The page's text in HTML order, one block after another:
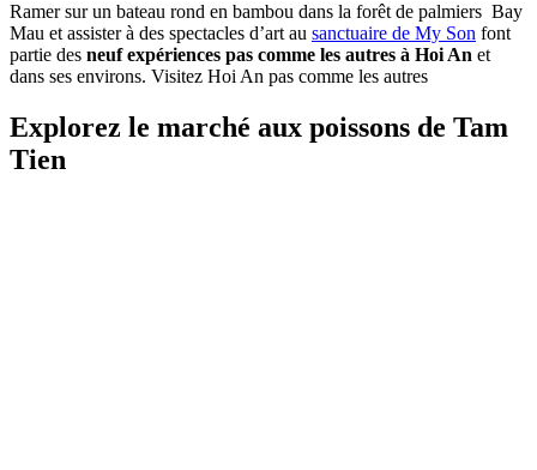
Ramer sur un bateau rond en bambou dans la forêt de palmiers Bay
Mau et assister à des spectacles d’art au sanctuaire de My Son font
partie des neuf expériences pas comme les autres à Hoi An et
dans ses environs. Visitez Hoi An pas comme les autres
Explorez le marché aux poissons de Tam
Tien